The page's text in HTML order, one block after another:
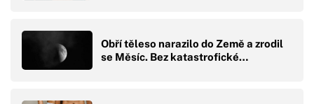
Obří těleso narazilo do Země a zrodil
se Měsíc. Bez katastrofické…